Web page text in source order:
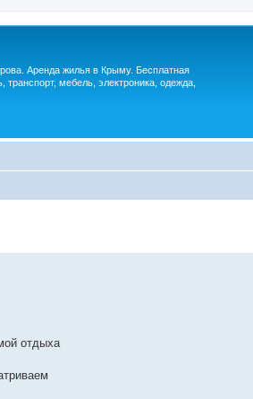
Аренда жилья в Крыму. Бесплатная
мебель, электроника, одежда,
отдыха